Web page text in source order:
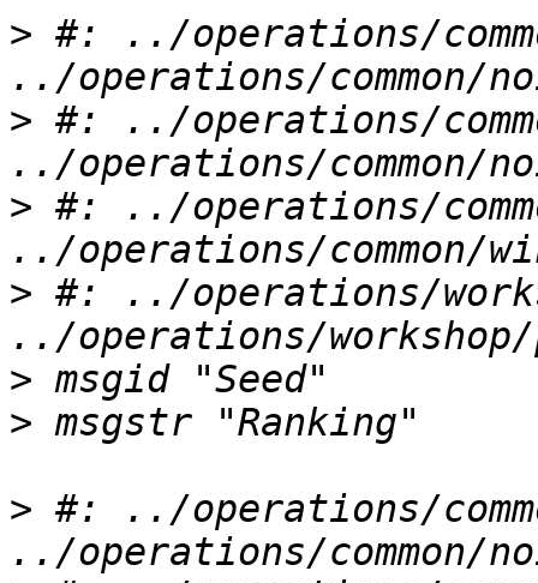
> #: ../operations/
> #: ../operations/
> #: ../operations/
> #: ../operations/
>
>
> #: ../operations/